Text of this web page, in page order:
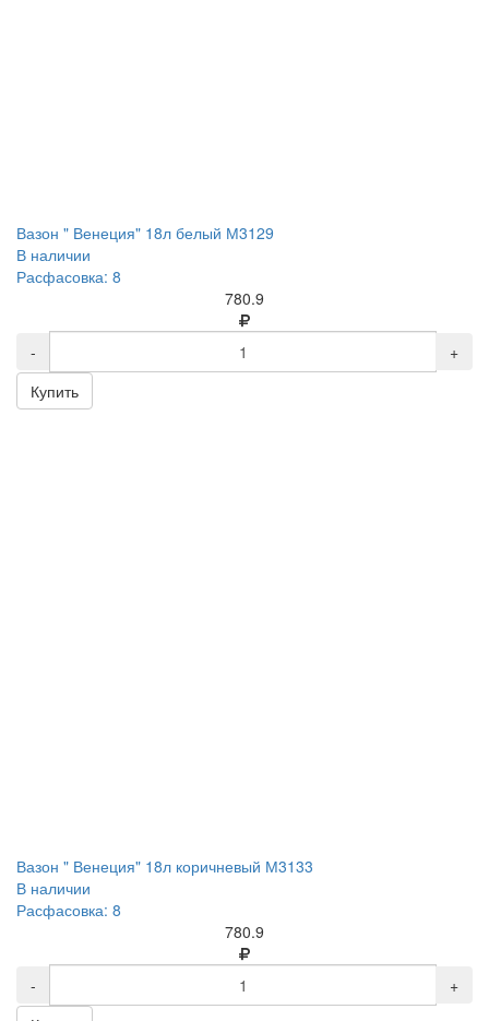
Вазон " Венеция" 18л белый М3129
В наличии
Расфасовка: 8
780.9
-
+
Купить
Вазон " Венеция" 18л коричневый М3133
В наличии
Расфасовка: 8
780.9
-
+